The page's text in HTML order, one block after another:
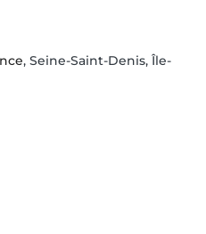
, Seine-Saint-Denis, Île-